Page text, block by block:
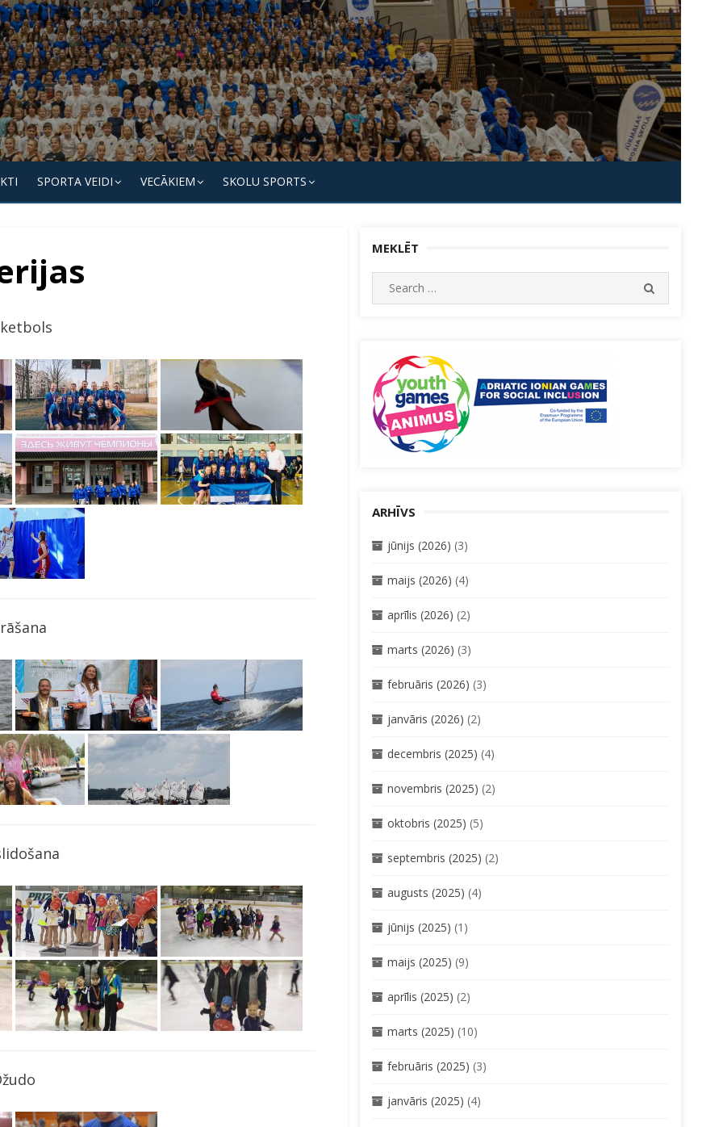
SPORTA VEIDI VECĀKIEM SKOLU SPORTS
MEKLĒT
Search
for:
ARHĪVS
jūnijs (2026) (3)
maijs (2026) (4)
aprīlis (2026) (2)
marts (2026) (3)
februāris (2026) (3)
janvāris (2026) (2)
decembris (2025) (4)
novembris (2025) (2)
oktobris (2025) (5)
septembris (2025) (2)
augusts (2025) (4)
jūnijs (2025) (1)
maijs (2025) (9)
aprīlis (2025) (2)
marts (2025) (10)
februāris (2025) (3)
janvāris (2025) (4)